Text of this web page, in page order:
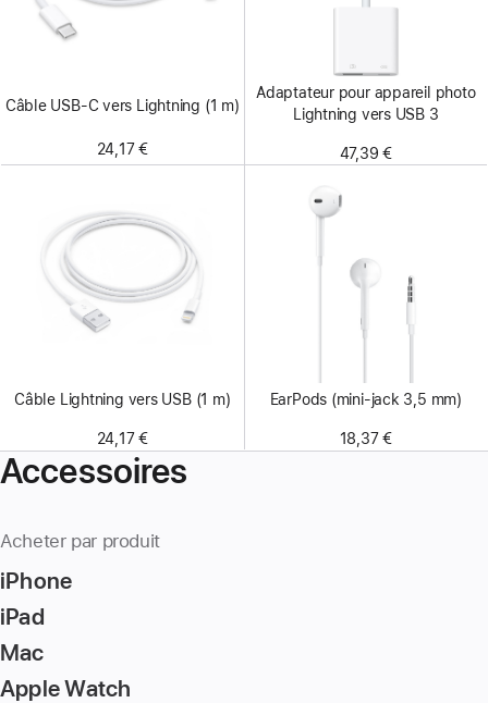
Câble USB-C vers Lightning (1 m)
24,17 €
Adaptateur pour appareil photo
Lightning vers USB 3
47,39 €
Câble Lightning vers USB (1 m)
24,17 €
EarPods (mini-jack 3,5 mm)
18,37 €
Accessoires
Acheter par produit
iPhone
iPad
Mac
Apple Watch